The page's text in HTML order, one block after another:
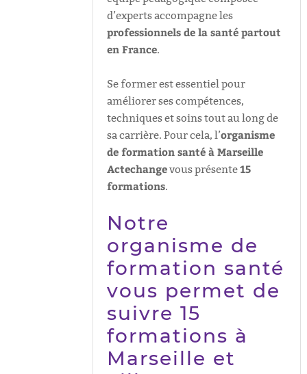
d’experts accompagne les
professionnels de la santé partout
en France.
Se former est essentiel pour
améliorer ses compétences,
techniques et soins tout au long de
sa carrière. Pour cela, l’organisme
de formation santé à Marseille
Actechangevous présente15
formations.
Notre
organisme de
formation santé
vous permet de
suivre 15
formations à
Marseille et